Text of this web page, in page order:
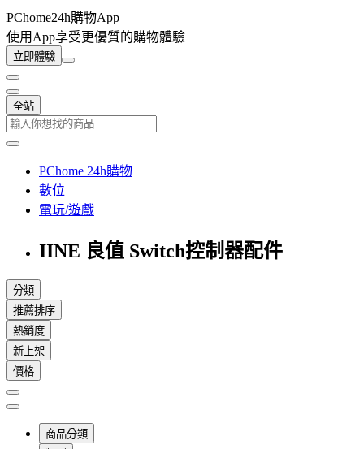
PChome24h購物App
使用App享受更優質的購物體驗
立即體驗
全站
PChome 24h購物
數位
電玩/遊戲
IINE 良值 Switch控制器配件
分類
推薦排序
熱銷度
新上架
價格
商品分類